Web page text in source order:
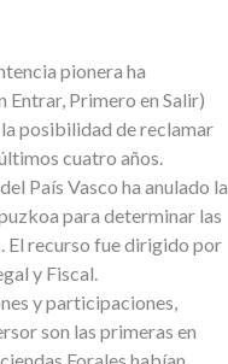
pionera ha
Primero en Salir)
posibilidad de reclamar
cuatro años.
País Vasco ha anulado la
para determinar las
El recurso fue dirigido por
y Fiscal.
y participaciones,
son las primeras en